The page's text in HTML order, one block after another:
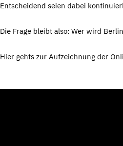
Entscheidend seien dabei
Die Frage bleibt also: Wer wird
Hier gehts zur Aufzeichnung der